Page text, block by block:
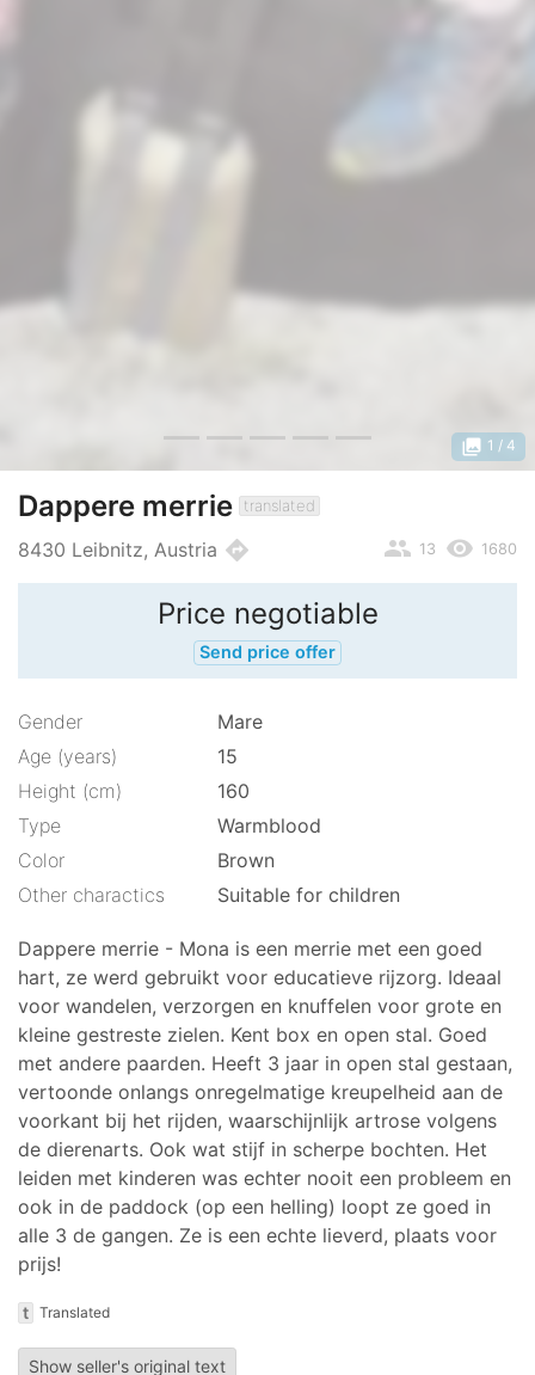
photo_library 1 / 4
Dappere merrie translated
8430 Leibnitz, Austria directions remove_red_eye 1680
people 13
Price negotiable
Send price offer
Gender
Mare
Age (years)
15
Height (cm)
160
Type
Warmblood
Color
Brown
Other charactics
Suitable for children
Dappere merrie - Mona is een merrie met een goed
hart, ze werd gebruikt voor educatieve rijzorg. Ideaal
voor wandelen, verzorgen en knuffelen voor grote en
kleine gestreste zielen. Kent box en open stal. Goed
met andere paarden. Heeft 3 jaar in open stal gestaan,
vertoonde onlangs onregelmatige kreupelheid aan de
voorkant bij het rijden, waarschijnlijk artrose volgens
de dierenarts. Ook wat stijf in scherpe bochten. Het
leiden met kinderen was echter nooit een probleem en
ook in de paddock (op een helling) loopt ze goed in
alle 3 de gangen. Ze is een echte lieverd, plaats voor
prijs!
t Translated
Show seller's original text